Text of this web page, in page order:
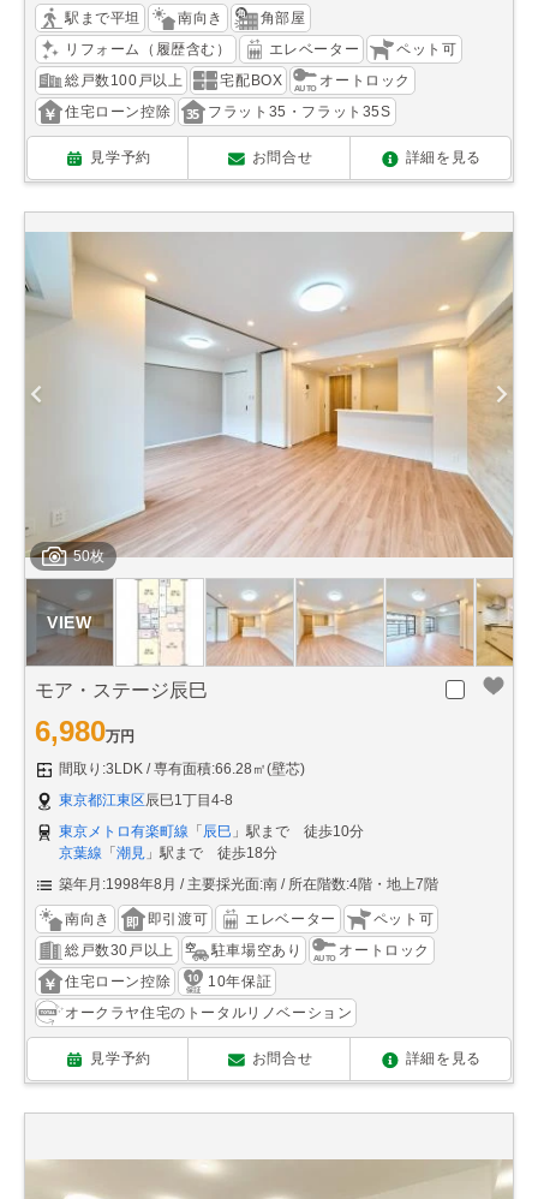
駅まで平坦 南向き
角部屋
リフォーム（履歴含む）
エレベーター
ペット可
総戸数100戸以上
宅配BOX
オートロック
住宅ローン控除
フラット35・フラット35S
見学予約 お問合せ 詳細を見る
50枚
モア・ステージ辰巳
6,980万円
間取り:3LDK
専有面積:66.28㎡(壁芯)
東京都江東区辰巳1丁目4-8
東京メトロ有楽町線 「 辰巳 」駅まで 徒歩10分
京葉線 「 潮見 」駅まで 徒歩18分
築年月:1998年8月
主要採光面:南 所在階数:4階・地上7階
南向き 即引渡可 エレベーター
ペット可
総戸数30戸以上
駐車場空あり
オートロック
住宅ローン控除
10年保証
オークラヤ住宅のトータルリノベーション
見学予約 お問合せ 詳細を見る